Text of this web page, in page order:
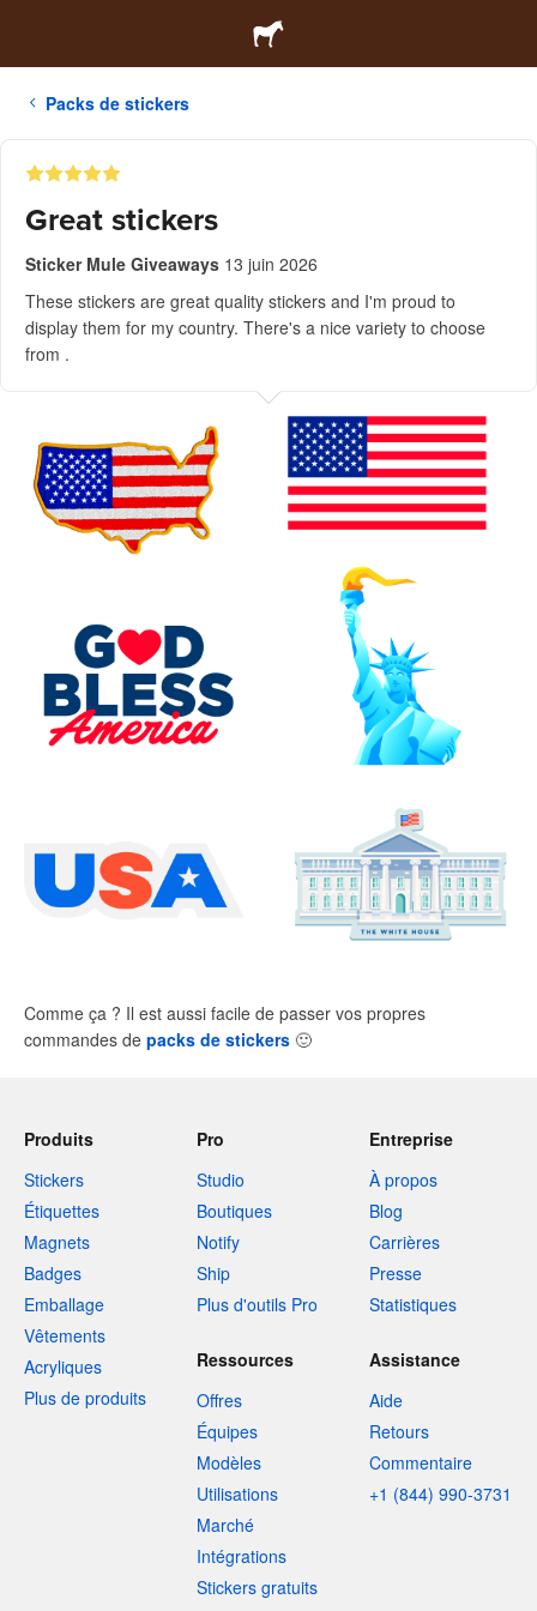
Packs de stickers
Great stickers
Sticker Mule Giveaways 13 juin 2026
These stickers are great quality stickers and I'm proud to
display them for my country. There's a nice variety to choose
from .
Comme ça ? Il est aussi facile de passer vos propres
commandes de packs de stickers 🙂
Produits
Stickers
Étiquettes
Magnets
Badges
Emballage
Vêtements
Acryliques
Plus de produits
Pro
Studio
Boutiques
Notify
Ship
Plus d'outils Pro
Entreprise
À propos
Blog
Carrières
Presse
Statistiques
Ressources
Offres
Équipes
Modèles
Utilisations
Marché
Intégrations
Stickers gratuits
Assistance
Aide
Retours
Commentaire
+1 (844) 990-3731